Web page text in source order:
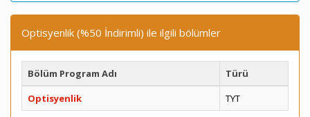
Optisyenlik (%50 İndirimli) ile ilgili bölümler
Bölüm Program Adı
Türü
Optisyenlik
TYT